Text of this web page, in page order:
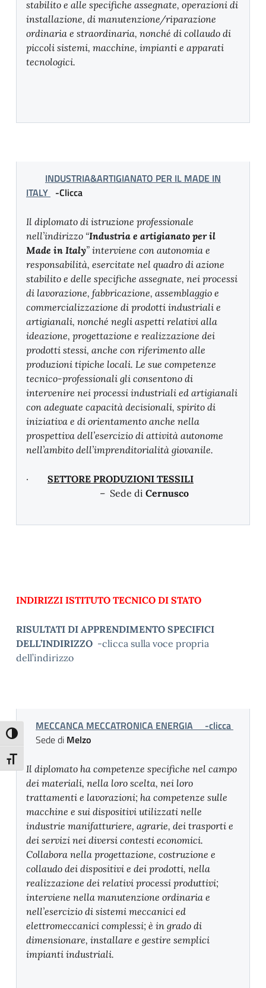
Attiva/disattiva alto contrasto
Attiva/disattiva dimensione testo
stabilito e alle specifiche assegnate, operazioni di
installazione, di manutenzione/riparazione
ordinaria e straordinaria, nonché di collaudo di
piccoli sistemi, macchine, impianti e apparati
tecnologici.
INDUSTRIA&ARTIGIANATO PER IL MADE IN
ITALY -Clicca
Il diplomato di istruzione professionale
nell’indirizzo “Industria e artigianato per il
Made in Italy” interviene con autonomia e
responsabilità, esercitate nel quadro di azione
stabilito e delle specifiche assegnate, nei processi
di lavorazione, fabbricazione, assemblaggio e
commercializzazione di prodotti industriali e
artigianali, nonché negli aspetti relativi alla
ideazione, progettazione e realizzazione dei
prodotti stessi, anche con riferimento alle
produzioni tipiche locali. Le sue competenze
tecnico-professionali gli consentono di
intervenire nei processi industriali ed artigianali
con adeguate capacità decisionali, spirito di
iniziativa e di orientamento anche nella
prospettiva dell’esercizio di attività autonome
nell’ambito dell’imprenditorialità giovanile.
· SETTORE PRODUZIONI TESSILI
– Sede di Cernusco
INDIRIZZI ISTITUTO TECNICO DI STATO
RISULTATI DI APPRENDIMENTO SPECIFICI
DELL’INDIRIZZO -clicca sulla voce propria
dell’indirizzo
MECCANCA MECCATRONICA ENERGIA -clicca
Sede di Melzo
Il diplomato ha competenze specifiche nel campo
dei materiali, nella loro scelta, nei loro
trattamenti e lavorazioni; ha competenze sulle
macchine e sui dispositivi utilizzati nelle
industrie manifatturiere, agrarie, dei trasporti e
dei servizi nei diversi contesti economici.
Collabora nella progettazione, costruzione e
collaudo dei dispositivi e dei prodotti, nella
realizzazione dei relativi processi produttivi;
interviene nella manutenzione ordinaria e
nell’esercizio di sistemi meccanici ed
elettromeccanici complessi; è in grado di
dimensionare, installare e gestire semplici
impianti industriali.